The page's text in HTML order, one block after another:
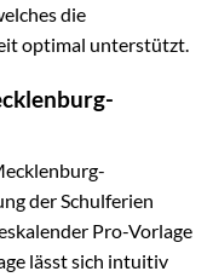
die
optimal unterstützt.
der Schulferien
Pro-Vorlage
lässt sich intuitiv